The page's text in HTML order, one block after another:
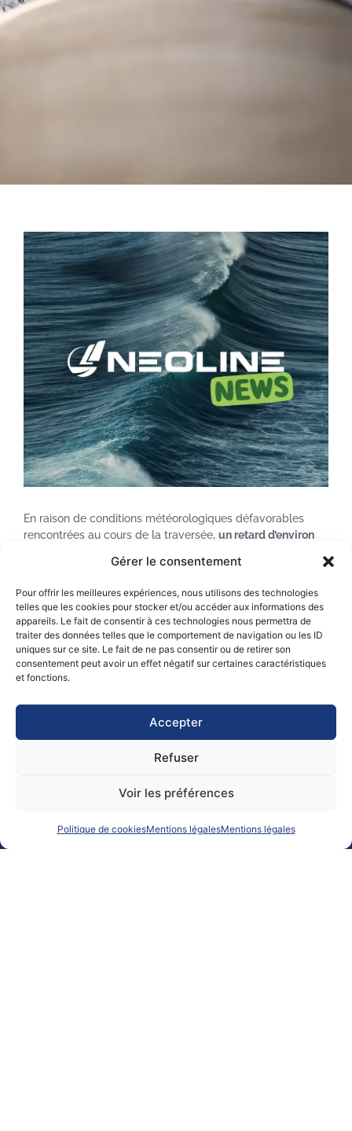
Gérer le consentement
Pour offrir les meilleures expériences, nous utilisons des technologies
telles que les cookies pour stocker et/ou accéder aux informations des
appareils. Le fait de consentir à ces technologies nous permettra de
traiter des données telles que le comportement de navigation ou les ID
uniques sur ce site. Le fait de ne pas consentir ou de retirer son
consentement peut avoir un effet négatif sur certaines caractéristiques
et fonctions.
Accepter
Refuser
Voir les préférences
Politique de cookiesMentions légalesMentions légales
En raison de conditions météorologiques défavorables
rencontrées au cours de la traversée, un retard d’environ
prochaines escales :
ETA Saint-Pierre-et-Miquelon (SPM):04/12/2025, à
12h00(heure locale UTC-3)
ETA Baltimore:09/12/2025, à 07h00 (heure locale UTC-
5)